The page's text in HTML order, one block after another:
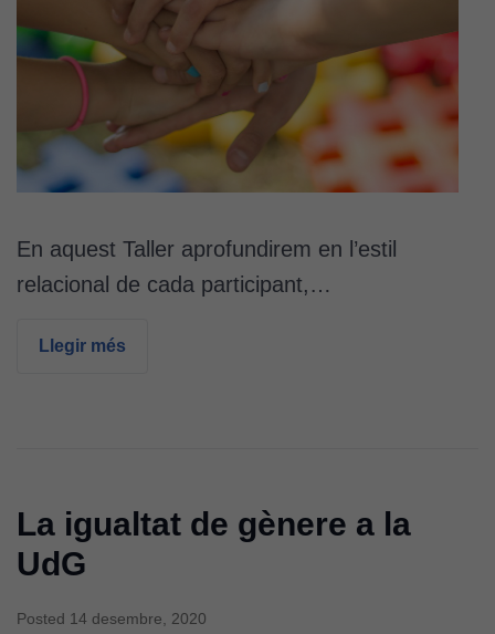
En aquest Taller aprofundirem en l’estil
relacional de cada participant,…
Llegir més
La igualtat de gènere a la
UdG
Posted 14 desembre, 2020